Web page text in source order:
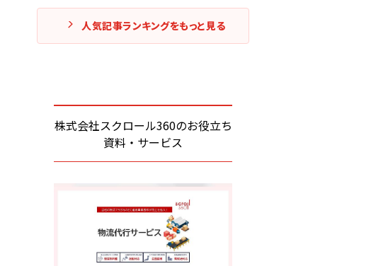
人気記事ランキングをもっと見る